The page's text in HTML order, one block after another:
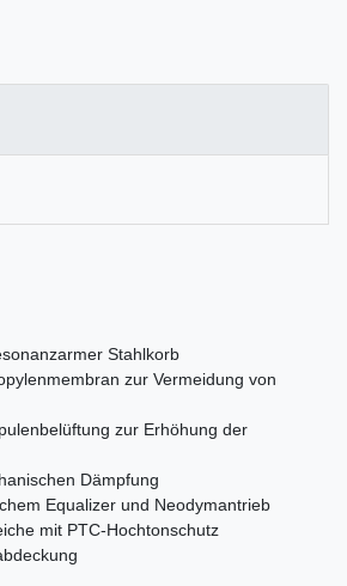
Stahlkorb
zur Vermeidung von
zur Erhöhung der
Dämpfung
Equalizer und Neodymantrieb
mit PTC-Hochtonschutz